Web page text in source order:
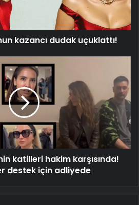
kazancı dudak uçuklattı!
katilleri hakim karşısında!
destek için adliyede